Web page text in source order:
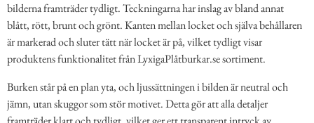
bilderna framträder tydligt. Teckningarna har inslag av bland annat
blått, rött, brunt och grönt. Kanten mellan locket och själva behållaren
är markerad och sluter tätt när locket är på, vilket tydligt visar
produktens funktionalitet från LyxigaPlåtburkar.se sortiment.
Burken står på en plan yta, och ljussättningen i bilden är neutral och
jämn, utan skuggor som stör motivet. Detta gör att alla detaljer